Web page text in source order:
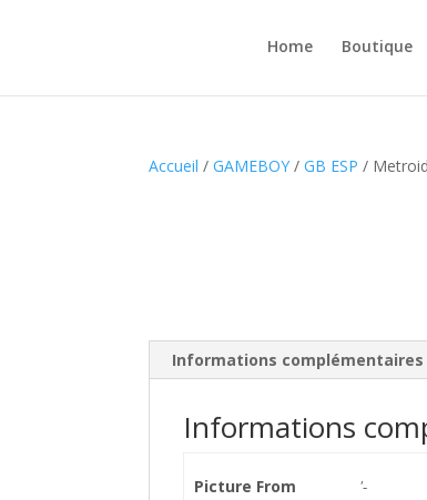
Home Boutique
Accueil /GAMEBOY /GB ESP /
Informations complémentaires
Informations
Picture From '-